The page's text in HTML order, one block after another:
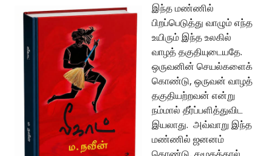
இந்த மண்ணில்
பிறப்பெடுத்து வாழும் எந்த
உயிரும் இந்த உலகில்
வாழத் தகுதியுடையதே.
ஒருவனின் செயல்களைக்
கொண்டு, ஒருவன் வாழத்
தகுதியற்றவன் என்று
நம்மால் தீர்ப்பளித்துவிட
இயலாது. அவ்வாறு இந்த
மண்ணில் ஜனனம்
கொண்டு, சமூகத்தால்